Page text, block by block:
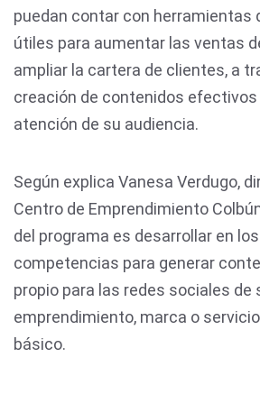
puedan contar con herramientas
útiles para aumentar las ventas
ampliar la cartera de clientes, a
creación de contenidos efectivos
atención de su audiencia.
Según explica Vanesa Verdugo,
Centro de Emprendimiento
del programa es desarrollar en
competencias para generar
propio para las redes sociales de
emprendimiento, marca o servicio
básico.